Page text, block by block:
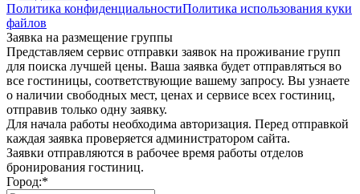
Политика конфиденциальностиПолитика использования куки
файлов
Заявка на размещение группы
Представляем сервис отправки заявок на проживание групп
для поиска лучшей цены. Ваша заявка будет отправляться во
все гостиницы, соответствующие вашему запросу. Вы узнаете
о наличии свободных мест, ценах и сервисе всех гостиниц,
отправив только одну заявку.
Для начала работы необходима авторизация. Перед отправкой
каждая заявка проверяется администратором сайта.
Заявки отправляются в рабочее время работы отделов
бронирования гостиниц.
Город:*